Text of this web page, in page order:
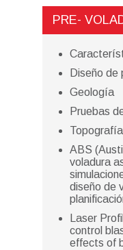
PRE-
Diseño de
Geología
Pruebas
ABS
voladura
diseño de
Laser
control
effects of